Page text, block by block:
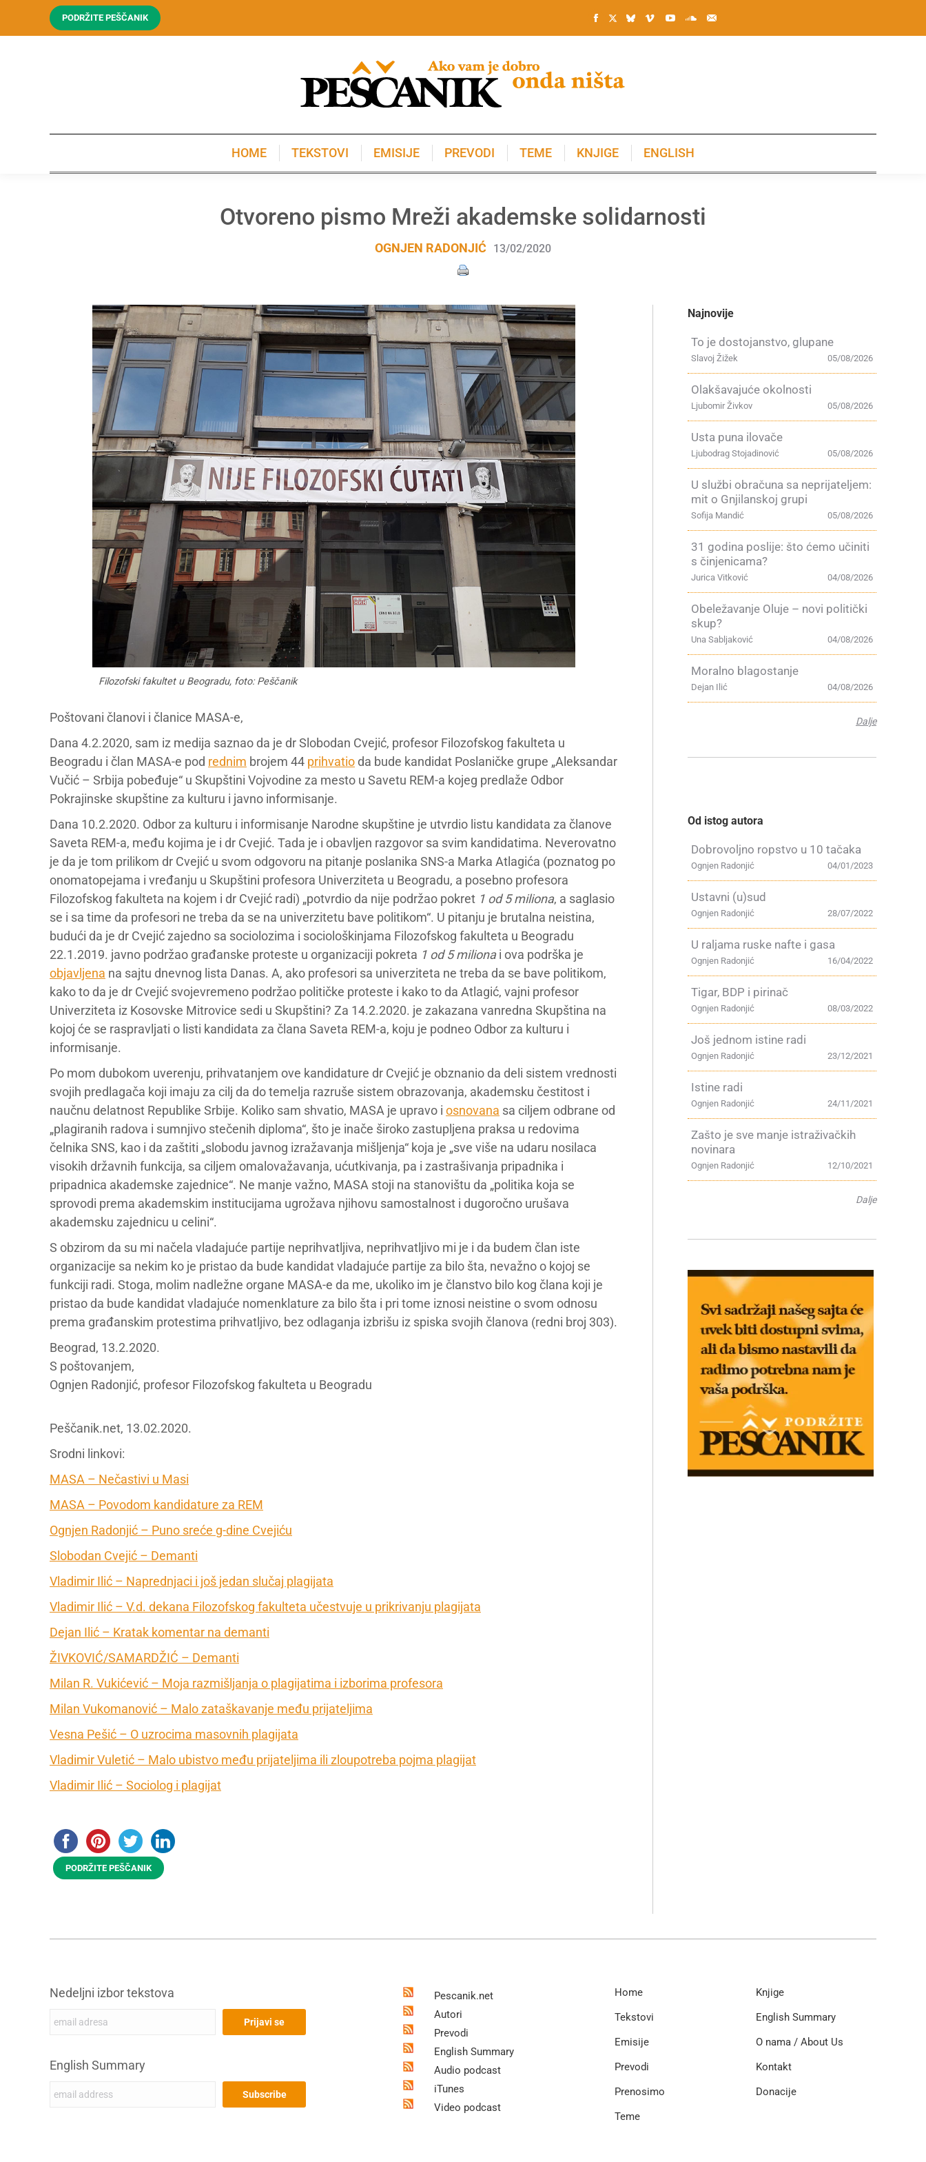
PODRŽITE PEŠČANIK
HOME TEKSTOVI EMISIJE PREVODI TEME KNJIGE ENGLISH
Otvoreno pismo Mreži akademske solidarnosti
OGNJEN RADONJIĆ 13/02/2020
Filozofski fakultet u Beogradu, foto: Peščanik
Poštovani članovi i članice MASA-e,
Dana 4.2.2020, sam iz medija saznao da je dr Slobodan Cvejić, profesor Filozofskog fakulteta u
Beogradu i član MASA-e pod rednim brojem 44 prihvatio da bude kandidat Poslaničke grupe „Aleksandar
Vučić – Srbija pobeđuje“ u Skupštini Vojvodine za mesto u Savetu REM-a kojeg predlaže Odbor
Pokrajinske skupštine za kulturu i javno informisanje.
Dana 10.2.2020. Odbor za kulturu i informisanje Narodne skupštine je utvrdio listu kandidata za članove
Saveta REM-a, među kojima je i dr Cvejić. Tada je i obavljen razgovor sa svim kandidatima. Neverovatno
je da je tom prilikom dr Cvejić u svom odgovoru na pitanje poslanika SNS-a Marka Atlagića (poznatog po
onomatopejama i vređanju u Skupštini profesora Univerziteta u Beogradu, a posebno profesora
Filozofskog fakulteta na kojem i dr Cvejić radi) „potvrdio da nije podržao pokret 1 od 5 miliona, a saglasio
se i sa time da profesori ne treba da se na univerzitetu bave politikom“. U pitanju je brutalna neistina,
budući da je dr Cvejić zajedno sa sociolozima i sociološkinjama Filozofskog fakulteta u Beogradu
22.1.2019. javno podržao građanske proteste u organizaciji pokreta 1 od 5 milionai ova podrška je
objavljena na sajtu dnevnog lista Danas. A, ako profesori sa univerziteta ne treba da se bave politikom,
kako to da je dr Cvejić svojevremeno podržao političke proteste i kako to da Atlagić, vajni profesor
Univerziteta iz Kosovske Mitrovice sedi u Skupštini? Za 14.2.2020. je zakazana vanredna Skupština na
kojoj će se raspravljati o listi kandidata za člana Saveta REM-a, koju je podneo Odbor za kulturu i
informisanje.
Po mom dubokom uverenju, prihvatanjem ove kandidature dr Cvejić je obznanio da deli sistem vrednosti
svojih predlagača koji imaju za cilj da do temelja razruše sistem obrazovanja, akademsku čestitost i
naučnu delatnost Republike Srbije. Koliko sam shvatio, MASA je upravo i osnovana sa ciljem odbrane od
„plagiranih radova i sumnjivo stečenih diploma“, što je inače široko zastupljena praksa u redovima
čelnika SNS, kao i da zaštiti „slobodu javnog izražavanja mišljenja“ koja je „sve više na udaru nosilaca
visokih državnih funkcija, sa ciljem omalovažavanja, ućutkivanja, pa i zastrašivanja pripadnika i
pripadnica akademske zajednice“. Ne manje važno, MASA stoji na stanovištu da „politika koja se
sprovodi prema akademskim institucijama ugrožava njihovu samostalnost i dugoročno urušava
akademsku zajednicu u celini“.
S obzirom da su mi načela vladajuće partije neprihvatljiva, neprihvatljivo mi je i da budem član iste
organizacije sa nekim ko je pristao da bude kandidat vladajuće partije za bilo šta, nevažno o kojoj se
funkciji radi. Stoga, molim nadležne organe MASA-e da me, ukoliko im je članstvo bilo kog člana koji je
pristao da bude kandidat vladajuće nomenklature za bilo šta i pri tome iznosi neistine o svom odnosu
prema građanskim protestima prihvatljivo, bez odlaganja izbrišu iz spiska svojih članova (redni broj 303).
Beograd, 13.2.2020.
S poštovanjem,
Ognjen Radonjić, profesor Filozofskog fakulteta u Beogradu
Peščanik.net, 13.02.2020.
Srodni linkovi:
MASA – Nečastivi u Masi
MASA – Povodom kandidature za REM
Ognjen Radonjić – Puno sreće g-dine Cvejiću
Slobodan Cvejić – Demanti
Vladimir Ilić – Naprednjaci i još jedan slučaj plagijata
Vladimir Ilić – V.d. dekana Filozofskog fakulteta učestvuje u prikrivanju plagijata
Dejan Ilić – Kratak komentar na demanti
ŽIVKOVIĆ/SAMARDŽIĆ – Demanti
Milan R. Vukićević – Moja razmišljanja o plagijatima i izborima profesora
Milan Vukomanović – Malo zataškavanje među prijateljima
Vesna Pešić – O uzrocima masovnih plagijata
Vladimir Vuletić – Malo ubistvo među prijateljima ili zloupotreba pojma plagijat
Vladimir Ilić – Sociolog i plagijat
PODRŽITE PEŠČANIK
Najnovije
To je dostojanstvo, glupane
05/08/2026
Slavoj Žižek
Olakšavajuće okolnosti
05/08/2026
Ljubomir Živkov
Usta puna ilovače
05/08/2026
Ljubodrag Stojadinović
U službi obračuna sa neprijateljem:
mit o Gnjilanskoj grupi
05/08/2026
Sofija Mandić
31 godina poslije: što ćemo učiniti
s činjenicama?
04/08/2026
Jurica Vitković
Obeležavanje Oluje – novi politički
skup?
04/08/2026
Una Sabljaković
Moralno blagostanje
04/08/2026
Dejan Ilić
Dalje
Od istog autora
Dobrovoljno ropstvo u 10 tačaka
04/01/2023
Ognjen Radonjić
Ustavni (u)sud
28/07/2022
Ognjen Radonjić
U raljama ruske nafte i gasa
16/04/2022
Ognjen Radonjić
Tigar, BDP i pirinač
08/03/2022
Ognjen Radonjić
Još jednom istine radi
23/12/2021
Ognjen Radonjić
Istine radi
24/11/2021
Ognjen Radonjić
Zašto je sve manje istraživačkih
novinara
12/10/2021
Ognjen Radonjić
Dalje
Nedeljni izbor tekstova
English Summary
Pescanik.net
Autori
Prevodi
English Summary
Audio podcast
iTunes
Video podcast
Home
Tekstovi
Emisije
Prevodi
Prenosimo
Teme
Knjige
English Summary
O nama / About Us
Kontakt
Donacije
KNJIGE ENGLISH